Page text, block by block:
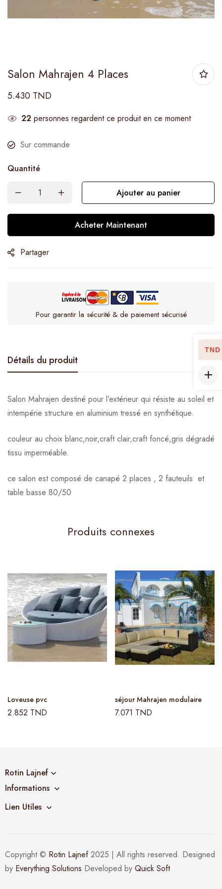
Salon Mahrajen 4 Places
5.430 TND
22 personnes regardent ce produit en ce moment
Sur commande
Quantité
Ajouter au panier
Acheter Maintenant
Partager
Pour garantir la sécurité & de paiement sécurisé
Détails du produit
Salon Mahrajen destiné pour l’extérieur qui résiste au soleil et
intempérie structure en aluminium tressé en synthétique.
couleur au choix blanc,noir,craft clair,craft foncé,gris dégradé
tissu imperméable.
ce salon est composé de canapé 2 places , 2 fauteuils et
table basse 80/50
Produits connexes
Loveuse pvc
2.852 TND
séjour Mahrajen modulaire
7.071 TND
Rotin Lajnef
Informations
Lien Utiles
Copyright © Rotin Lajnef2025 | All rights reserved. Designed
by Everything Solutions Developed by Quick Soft
TND